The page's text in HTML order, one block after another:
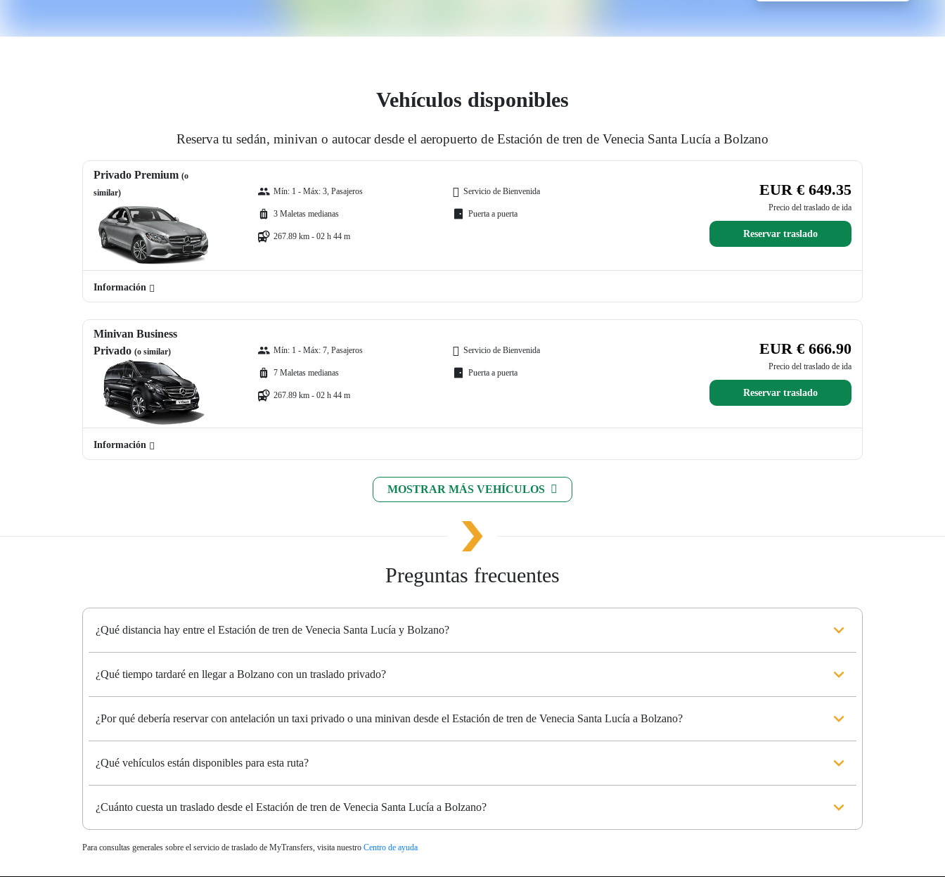
Vehículos disponibles
Reserva tu sedán, minivan o autocar desde el aeropuerto de Estación de tren de Venecia Santa Lucía a Bolzano
Privado Premium (o
similar)
Mín: 1 - Máx: 3, Pasajeros
3 Maletas medianas
267.89 km - 02 h 44 m
Servicio de Bienvenida
Puerta a puerta
EUR € 649.35
Precio del traslado de ida
Reservar traslado
Información
Minivan Business
Privado (o similar) Mín: 1 - Máx: 7, Pasajeros
7 Maletas medianas
267.89 km - 02 h 44 m
Servicio de Bienvenida
Puerta a puerta
EUR € 666.90
Precio del traslado de ida
Reservar traslado
Información
MOSTRAR MÁS VEHÍCULOS
Preguntas frecuentes
¿Qué distancia hay entre el Estación de tren de Venecia Santa Lucía y Bolzano?
¿Qué tiempo tardaré en llegar a Bolzano con un traslado privado?
¿Por qué debería reservar con antelación un taxi privado o una minivan desde el Estación de tren de Venecia Santa Lucía a Bolzano?
¿Qué vehículos están disponibles para esta ruta?
¿Cuánto cuesta un traslado desde el Estación de tren de Venecia Santa Lucía a Bolzano?
Para consultas generales sobre el servicio de traslado de MyTransfers, visita nuestro Centro de ayuda